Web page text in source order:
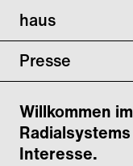
haus
Presse
Willkommen
Interesse.